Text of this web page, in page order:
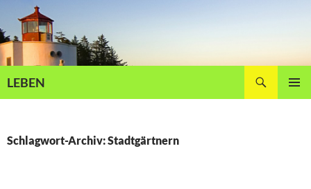
Inhalt
springen
LEBEN
Schlagwort-Archiv: Stadtgärtnern